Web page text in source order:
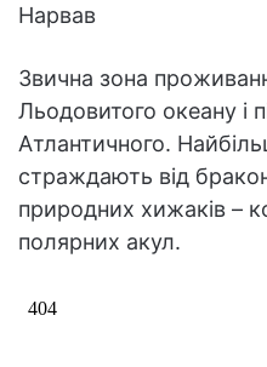
Нарвав
Звична зона
Льодовитого океану і
Атлантичного.
страждають від
природних хижаків –
полярних акул.